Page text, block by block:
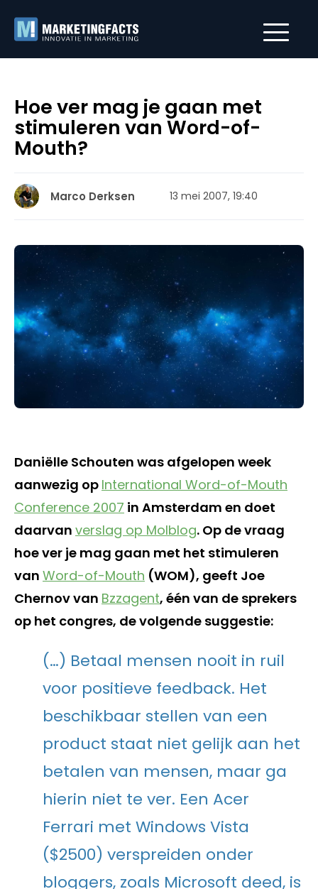
Hoe ver mag je gaan met
stimuleren van Word-of-
Mouth?
Marco Derksen 13 mei 2007, 19:40
Daniëlle Schouten was afgelopen week
aanwezig op International Word-of-Mouth
Conference 2007 in Amsterdam en doet
daarvan verslag op Molblog. Op de vraag
hoe ver je mag gaan met het stimuleren
van Word-of-Mouth (WOM), geeft Joe
Chernov van Bzzagent, één van de sprekers
op het congres, de volgende suggestie:
(…) Betaal mensen nooit in ruil
voor positieve feedback. Het
beschikbaar stellen van een
product staat niet gelijk aan het
betalen van mensen, maar ga
hierin niet te ver. Een Acer
Ferrari met Windows Vista
($2500) verspreiden onder
bloggers, zoals Microsoft deed, is